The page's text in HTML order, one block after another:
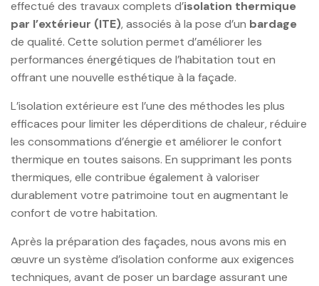
effectué des travaux complets d’isolation thermique
par l’extérieur (ITE), associés à la pose d’un bardage
de qualité. Cette solution permet d’améliorer les
performances énergétiques de l’habitation tout en
offrant une nouvelle esthétique à la façade.
L’isolation extérieure est l’une des méthodes les plus
efficaces pour limiter les déperditions de chaleur, réduire
les consommations d’énergie et améliorer le confort
thermique en toutes saisons. En supprimant les ponts
thermiques, elle contribue également à valoriser
durablement votre patrimoine tout en augmentant le
confort de votre habitation.
Après la préparation des façades, nous avons mis en
œuvre un système d’isolation conforme aux exigences
techniques, avant de poser un bardage assurant une